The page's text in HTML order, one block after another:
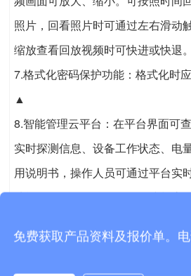
照片，回看照片时可通过左右滑动
缩放查看回放视频时可快进或快退
7.格式化密码保护功能：格式化时
▲
8.智能管理云平台：在平台界面可
实时探测信息、设备工作状态、电
用说明书，操作人员可通过平台实
功能，可显示设备位置，在线状态
数据进行查阅。▲
9.配有2个显示屏，分别显示激光和
免费获取产品资料及报价单。